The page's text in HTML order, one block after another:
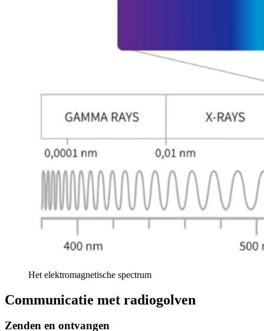
Het elektromagnetische spectrum
Communicatie met radiogolven
Zenden en ontvangen